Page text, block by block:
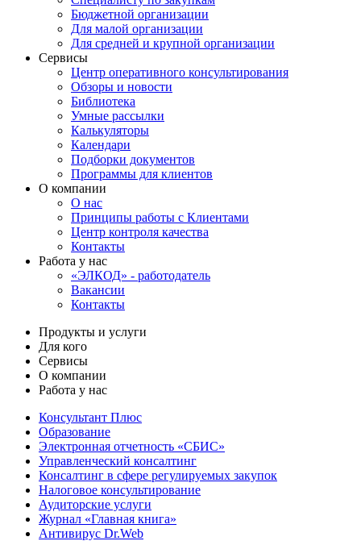
Бюджетной организации
Для малой организации
Для средней и крупной организации
Сервисы
Центр оперативного консультирования
Обзоры и новости
Библиотека
Умные рассылки
Калькуляторы
Календари
Подборки документов
Программы для клиентов
О компании
О нас
Принципы работы с Клиентами
Центр контроля качества
Контакты
Работа у нас
«ЭЛКОД» - работодатель
Вакансии
Контакты
Продукты и услуги
Для кого
Сервисы
О компании
Работа у нас
Консультант Плюс
Образование
Электронная отчетность «СБИС»
Управленческий консалтинг
Консалтинг в сфере регулируемых закупок
Налоговое консультирование
Аудиторские услуги
Журнал «Главная книга»
Антивирус Dr.Web